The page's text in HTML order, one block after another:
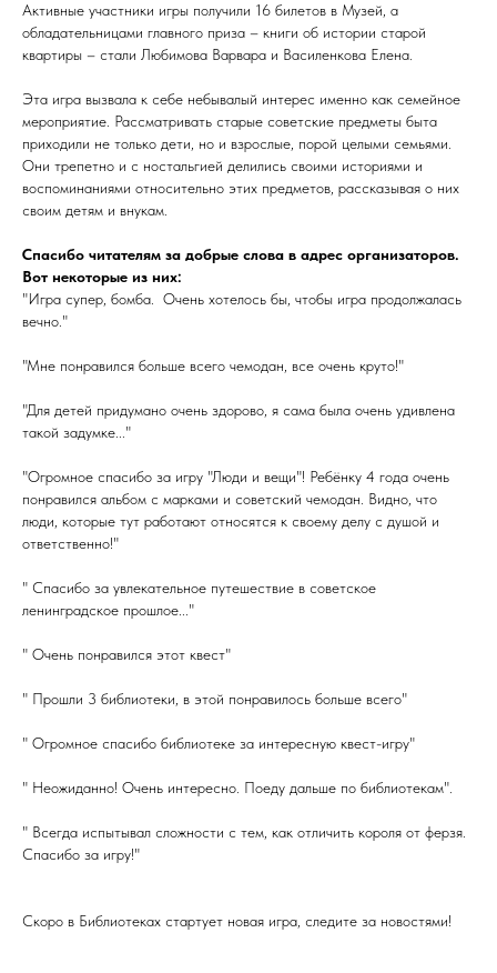
Активные участники игры получили 16 билетов в Музей, а
обладательницами главного приза – книги об истории старой
квартиры – стали Любимова Варвара и Василенкова Елена.
Эта игра вызвала к себе небывалый интерес именно как семейное
мероприятие. Рассматривать старые советские предметы быта
приходили не только дети, но и взрослые, порой целыми семьями.
Они трепетно и с ностальгией делились своими историями и
воспоминаниями относительно этих предметов, рассказывая о них
своим детям и внукам.
Спасибо читателям за добрые слова в адрес организаторов.
Вот некоторые из них:
"Игра супер, бомба. Очень хотелось бы, чтобы игра продолжалась
вечно."
"Мне понравился больше всего чемодан, все очень круто!"
"Для детей придумано очень здорово, я сама была очень удивлена
такой задумке..."
"Огромное спасибо за игру "Люди и вещи"! Ребёнку 4 года очень
понравился альбом с марками и советский чемодан. Видно, что
люди, которые тут работают относятся к своему делу с душой и
ответственно!"
" Спасибо за увлекательное путешествие в советское
ленинградское прошлое..."
" Очень понравился этот квест"
" Прошли 3 библиотеки, в этой понравилось больше всего"
" Огромное спасибо библиотеке за интересную квест-игру"
" Неожиданно! Очень интересно. Поеду дальше по библиотекам".
" Всегда испытывал сложности с тем, как отличить короля от ферзя.
Спасибо за игру!"
Скоро в Библиотеках стартует новая игра, следите за новостями!